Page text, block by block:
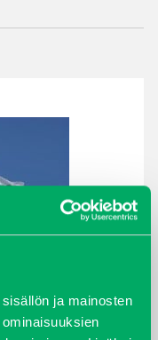
ja mainosten